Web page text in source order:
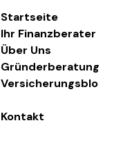
Startseite
Ihr Finanzberater
Über Uns
Gründerberatung
Versicherungsblo
Kontakt